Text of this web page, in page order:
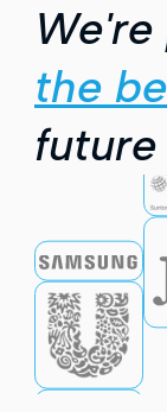
the
future